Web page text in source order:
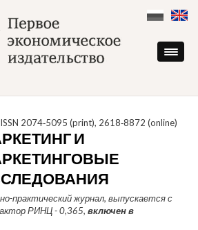
content
ISSN 2074‑5095 (print), 2618‑8872 (online)
И
практический журнал, выпускается с
РИНЦ - 0,365, включен в